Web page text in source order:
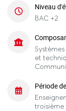
Niveau
BAC +2
et
Période
troisième